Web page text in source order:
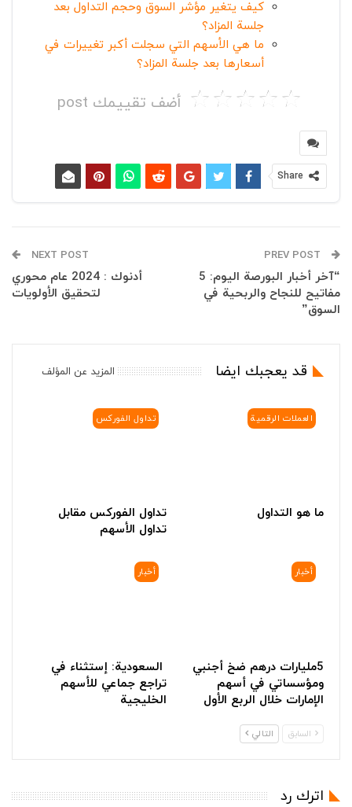
كيف يتغير مؤشر السوق وحجم التداول بعد
جلسة المزاد؟
ما هي الأسهم التي سجلت أكبر تغييرات في
أسعارها بعد جلسة المزاد؟
أضف تقييمك post
Share
“آخر أخبار البورصة اليوم: 5
مفاتيح للنجاح والربحية في
السوق”
NEXT POST
أدنوك : 2024 عام محوري
لتحقيق الأولويات
قد يعجبك ايضا المزيد عن المؤلف
العملات الرقمية
ما هو التداول
تداول الفوركس
تداول الفوركس مقابل
تداول الأسهم
أخبار
5مليارات درهم ضخ أجنبي
ومؤسساتي في أسهم
الإمارات خلال الربع الأول
أخبار
السعودية: إستثناء في
تراجع جماعي للأسهم
الخليجية
السابق التالي
اترك رد